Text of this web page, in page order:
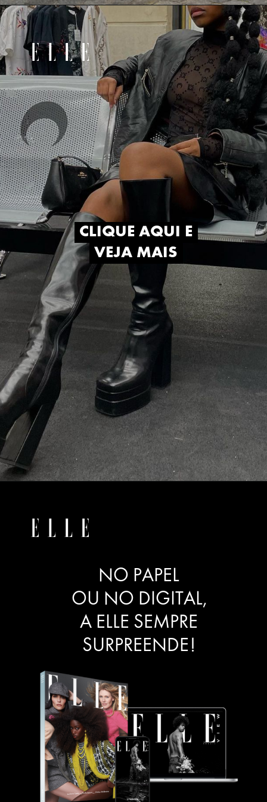
CLIQUE AQUI E
VEJA MAIS
CLIQUE AQUI E
VEJA MAIS
NO PAPEL
OU NO DIGITAL,
A ELLE SEMPRE
SURPREENDE!